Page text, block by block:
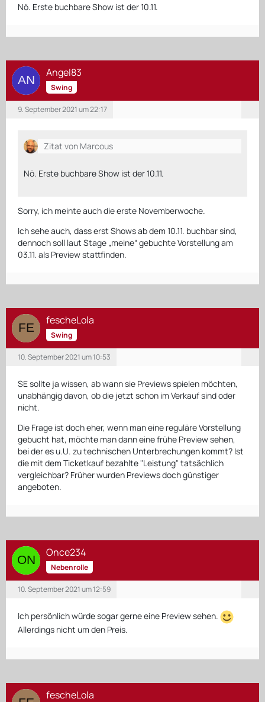
Nö. Erste buchbare Show ist der 10.11.
Angel83
Swing
9. September 2021 um 22:17
Zitat von Marcous
Nö. Erste buchbare Show ist der 10.11.
Sorry, ich meinte auch die erste Novemberwoche.
Ich sehe auch, dass erst Shows ab dem 10.11. buchbar sind,
dennoch soll laut Stage „meine“ gebuchte Vorstellung am
03.11. als Preview stattfinden.
fescheLola
Swing
10. September 2021 um 10:53
SE sollte ja wissen, ab wann sie Previews spielen möchten,
unabhängig davon, ob die jetzt schon im Verkauf sind oder
nicht.
Die Frage ist doch eher, wenn man eine reguläre Vorstellung
gebucht hat, möchte man dann eine frühe Preview sehen,
bei der es u.U. zu technischen Unterbrechungen kommt? Ist
die mit dem Ticketkauf bezahlte "Leistung" tatsächlich
vergleichbar? Früher wurden Previews doch günstiger
angeboten.
Once234
Nebenrolle
10. September 2021 um 12:59
Ich persönlich würde sogar gerne eine Preview sehen.
Allerdings nicht um den Preis.
fescheLola